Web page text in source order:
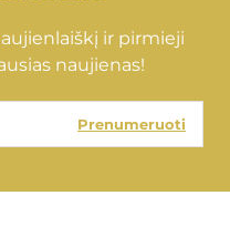
ir pirmieji
naujienas!
Prenumeruoti